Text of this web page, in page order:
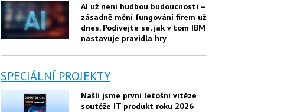
AI už není hudbou budoucnosti –
zásadně mění fungování firem už
dnes. Podívejte se, jak v tom IBM
nastavuje pravidla hry
SPECIÁLNÍ PROJEKTY
Našli jsme první letošní vítěze
soutěže IT produkt roku 2026